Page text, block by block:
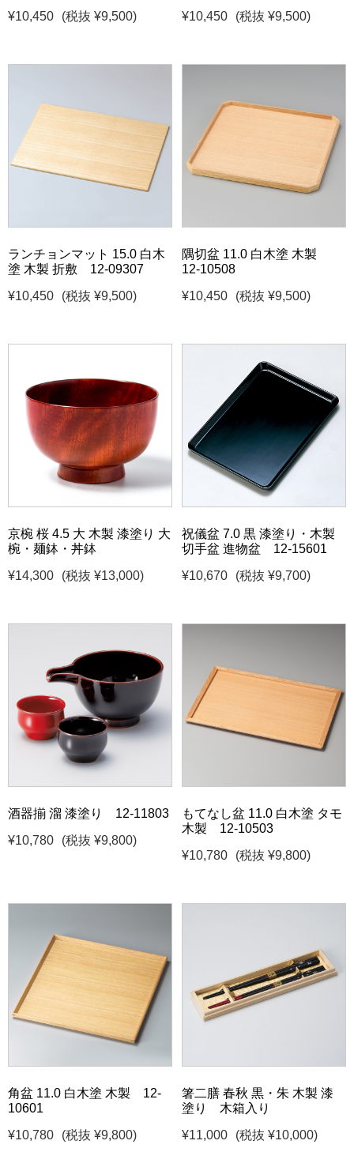
¥10,450
(税抜 ¥9,500)
¥10,450
(税抜 ¥9,500)
ランチョンマット 15.0 白木
塗 木製 折敷 12-09307
¥10,450
(税抜 ¥9,500)
隅切盆 11.0 白木塗 木製
12-10508
¥10,450
(税抜 ¥9,500)
京椀 桜 4.5 大 木製 漆塗り 大
椀・麺鉢・丼鉢
¥14,300
(税抜 ¥13,000)
祝儀盆 7.0 黒 漆塗り・木製
切手盆 進物盆 12-15601
¥10,670
(税抜 ¥9,700)
酒器揃 溜 漆塗り 12-11803
¥10,780
(税抜 ¥9,800)
もてなし盆 11.0 白木塗 タモ
木製 12-10503
¥10,780
(税抜 ¥9,800)
角盆 11.0 白木塗 木製 12-
10601
¥10,780
(税抜 ¥9,800)
箸二膳 春秋 黒・朱 木製 漆
塗り 木箱入り
¥11,000
(税抜 ¥10,000)